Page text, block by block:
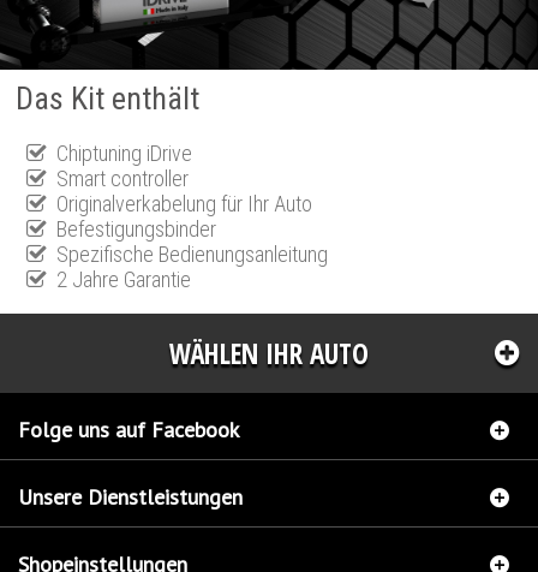
Das Kit enthält
Chiptuning iDrive
Smart controller
Originalverkabelung für Ihr Auto
Befestigungsbinder
Spezifische Bedienungsanleitung
2 Jahre Garantie
WÄHLEN IHR AUTO
Folge uns auf Facebook
Unsere Dienstleistungen
Shopeinstellungen